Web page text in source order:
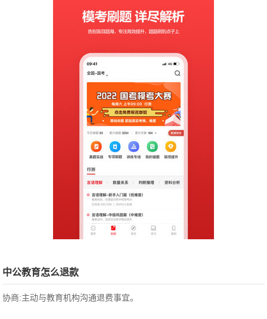
中公教育怎么退款
协商:主动与教育机构沟通退费事宜。